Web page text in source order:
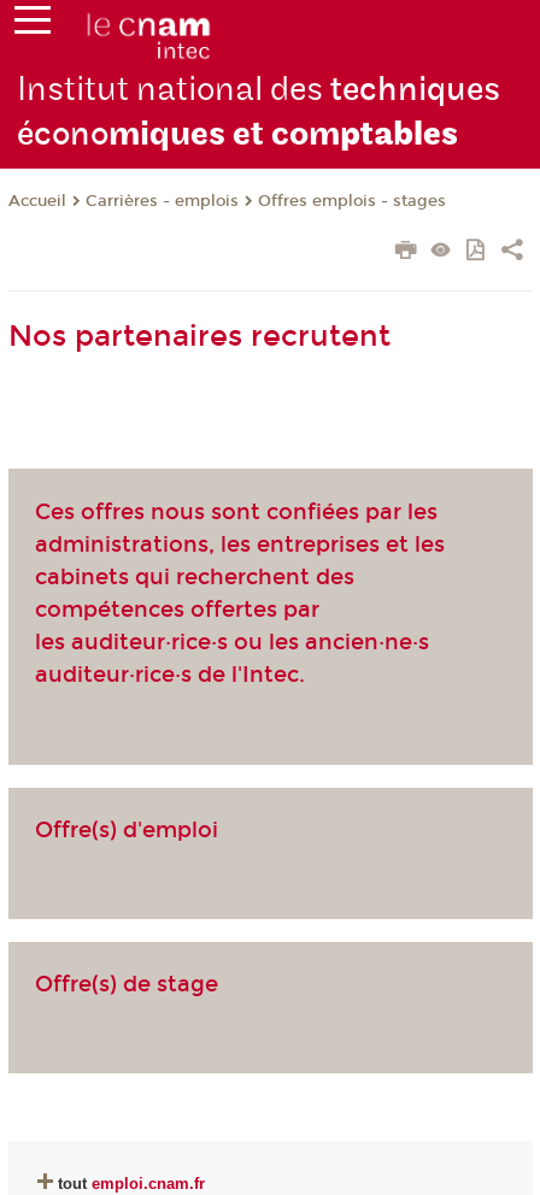
Institut national destechniques
économiques et comptables
Accueil Carrières - emplois Offres emplois - stages
Nos partenaires recrutent
Ces offres nous sont confiées par les
administrations, les entreprises et les
cabinets qui recherchent des
compétences offertes par
les auditeur·rice·s ou les ancien·ne·s
auditeur·rice·s de l'Intec.
Offre(s) d'emploi
Offre(s) de stage
tout emploi.cnam.fr